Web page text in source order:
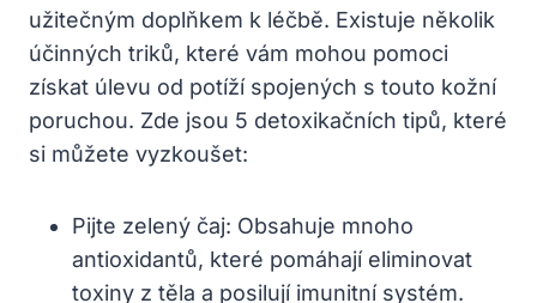
užitečným doplňkem k léčbě. Existuje několik
účinných triků, které vám mohou pomoci
získat úlevu od potíží spojených s touto kožní
poruchou. Zde jsou 5 detoxikačních tipů, které
si můžete vyzkoušet:
Pijte zelený čaj: Obsahuje mnoho
antioxidantů, které pomáhají eliminovat
toxiny z těla a posilují imunitní systém.